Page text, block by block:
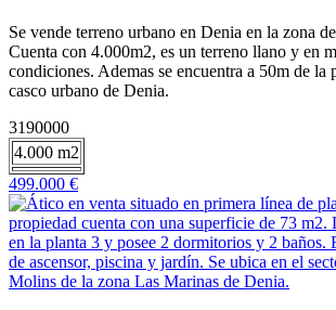
Se vende terreno urbano en Denia en la zona
Cuenta con 4.000m2, es un terreno llano y en
condiciones. Ademas se encuentra a 50m de la
casco urbano de Denia.
3190000
4.000 m2
499.000 €